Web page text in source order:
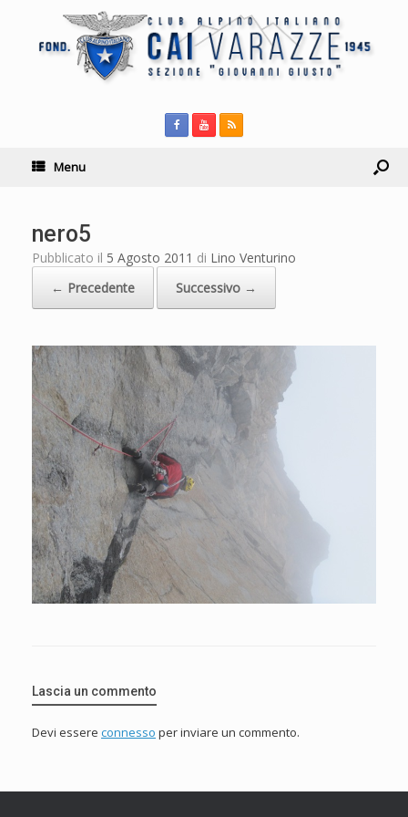
Menu
nero5
Pubblicato il 5 Agosto 2011 di Lino Venturino
← Precedente
Successivo →
Lascia un commento
Devi essere connesso per inviare un commento.